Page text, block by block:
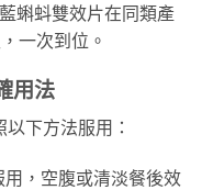
蝌蚪雙效片在同類產
一次到位。
用法
下方法服用：
，空腹或清淡餐後效